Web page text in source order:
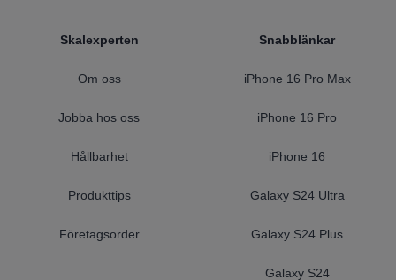
Skalexperten
Om oss
Jobba hos oss
Hållbarhet
Produkttips
Företagsorder
Snabblänkar
iPhone 16 Pro Max
iPhone 16 Pro
iPhone 16
Galaxy S24 Ultra
Galaxy S24 Plus
Galaxy S24